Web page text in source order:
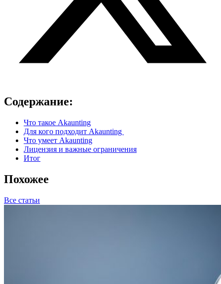
Содержание:
Что такое Akaunting
Для кого подходит Akaunting
Что умеет Akaunting
Лицензия и важные ограничения
Итог
Похожее
Все статьи